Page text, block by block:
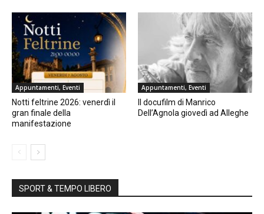
Appuntamenti, Eventi
Notti feltrine 2026: venerdì il
gran finale della
manifestazione
Appuntamenti, Eventi
Il docufilm di Manrico
Dell’Agnola giovedì ad Alleghe
SPORT & TEMPO LIBERO